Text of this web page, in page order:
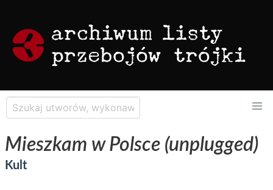
Mieszkam w Polsce (unplugged)
Kult